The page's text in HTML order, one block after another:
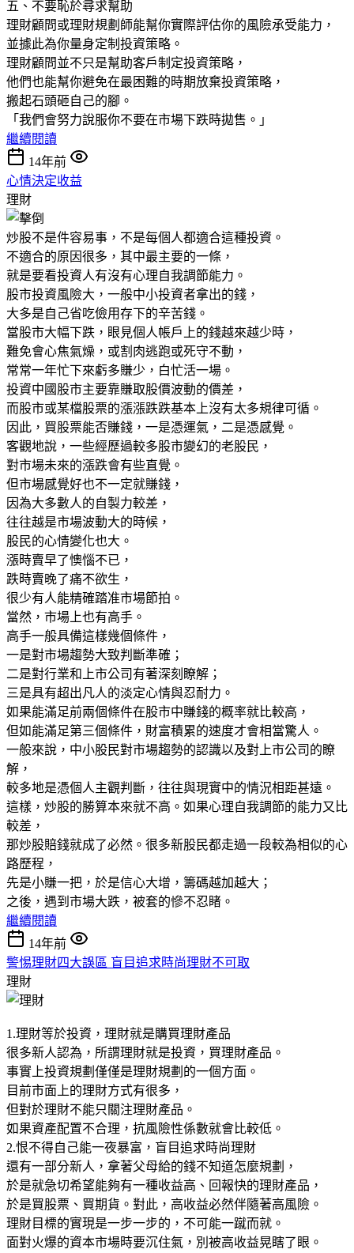
五、不要恥於尋求幫助
理財顧問或理財規劃師能幫你實際評估你的風險承受能力，
並據此為你量身定制投資策略。
理財顧問並不只是幫助客戶制定投資策略，
他們也能幫你避免在最困難的時期放棄投資策略，
搬起石頭砸自己的腳。
「我們會努力說服你不要在市場下跌時拋售。」
繼續閱讀
14年前
心情決定收益
理財
炒股不是件容易事，不是每個人都適合這種投資。
不適合的原因很多，其中最主要的一條，
就是要看投資人有沒有心理自我調節能力。
股市投資風險大，一般中小投資者拿出的錢，
大多是自己省吃儉用存下的辛苦錢。
當股市大幅下跌，眼見個人帳戶上的錢越來越少時，
難免會心焦氣燥，或割肉逃跑或死守不動，
常常一年忙下來虧多賺少，白忙活一場。
投資中國股市主要靠賺取股價波動的價差，
而股市或某檔股票的漲漲跌跌基本上沒有太多規律可循。
因此，買股票能否賺錢，一是憑運氣，二是憑感覺。
客觀地說，一些經歷過較多股市變幻的老股民，
對市場未來的漲跌會有些直覺。
但市場感覺好也不一定就賺錢，
因為大多數人的自製力較差，
往往越是市場波動大的時候，
股民的心情變化也大。
漲時賣早了懊惱不已，
跌時賣晚了痛不欲生，
很少有人能精確踏准市場節拍。
當然，市場上也有高手。
高手一般具備這樣幾個條件，
一是對市場趨勢大致判斷準確；
二是對行業和上市公司有著深刻瞭解；
三是具有超出凡人的淡定心情與忍耐力。
如果能滿足前兩個條件在股市中賺錢的概率就比較高，
但如能滿足第三個條件，財富積累的速度才會相當驚人。
一般來說，中小股民對市場趨勢的認識以及對上市公司的瞭
解，
較多地是憑個人主觀判斷，往往與現實中的情況相距甚遠。
這樣，炒股的勝算本來就不高。如果心理自我調節的能力又比
較差，
那炒股賠錢就成了必然。很多新股民都走過一段較為相似的心
路歷程，
先是小賺一把，於是信心大增，籌碼越加越大；
之後，遇到市場大跌，被套的慘不忍睹。
繼續閱讀
14年前
警惕理財四大誤區 盲目追求時尚理財不可取
理財
1.理財等於投資，理財就是購買理財產品
很多新人認為，所謂理財就是投資，買理財產品。
事實上投資規劃僅僅是理財規劃的一個方面。
目前市面上的理財方式有很多，
但對於理財不能只關注理財產品。
如果資產配置不合理，抗風險性係數就會比較低。
2.恨不得自己能一夜暴富，盲目追求時尚理財
還有一部分新人，拿著父母給的錢不知道怎麼規劃，
於是就急切希望能夠有一種收益高、回報快的理財產品，
於是買股票、買期貨。對此，高收益必然伴隨著高風險。
理財目標的實現是一步一步的，不可能一蹴而就。
面對火爆的資本市場時要沉住氣，別被高收益晃瞎了眼。